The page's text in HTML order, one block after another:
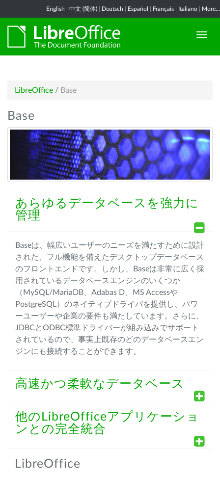
English 中文 (简体) Deutsch Español Français Italiano More...
LibreOffice / Base
Base
あらゆるデータベースを強力に
管理
Baseは、幅広いユーザーのニーズを満たすために設計
された、フル機能を備えたデスクトップデータベース
のフロントエンドです。しかし、Baseは非常に広く採
用されているデータベースエンジンのいくつか
（MySQL/MariaDB、Adabas D、MS Accessや
PostgreSQL）のネイティブドライバを提供し、パワ
ーユーザーや企業の要件も満たしています。さらに、
JDBCとODBC標準ドライバーが組み込みでサポート
されているので、事実上既存のどのデータベースエン
ジンにも接続することができます。
高速かつ柔軟なデータベース
他のLibreOfficeアプリケーショ
ンとの完全統合
LibreOffice